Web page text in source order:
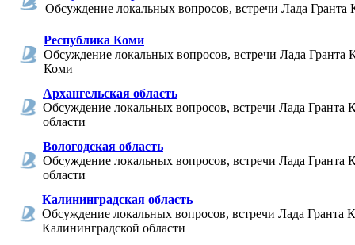
Обсуждение локальных вопросов, встречи Лада Гранта
Республика Коми
Обсуждение локальных вопросов, встречи Лада Гранта
Коми
Архангельская область
Обсуждение локальных вопросов, встречи Лада Гранта
области
Вологодская область
Обсуждение локальных вопросов, встречи Лада Гранта
области
Калининградская область
Обсуждение локальных вопросов, встречи Лада Гранта
Калининградской области